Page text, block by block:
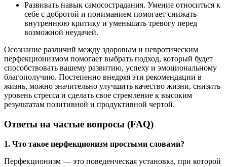
Развивать навык самосострадания. Умение относиться к
себе с добротой и пониманием помогает снижать
внутреннюю критику и уменьшать тревогу перед
возможной неудачей.
Осознание различий между здоровым и невротическим
перфекционизмом помогает выбрать подход, который будет
способствовать вашему развитию, успеху и эмоциональному
благополучию. Постепенно внедряя эти рекомендации в
жизнь, можно значительно улучшить качество жизни, снизить
уровень стресса и сделать свое стремление к высоким
результатам позитивной и продуктивной чертой.
Ответы на частые вопросы (FAQ)
1. Что такое перфекционизм простыми словами?
Перфекционизм — это поведенческая установка, при которой